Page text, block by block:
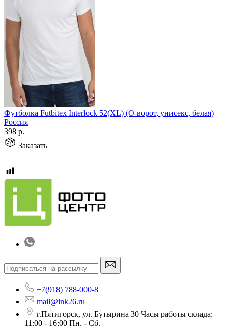
Футболка Futbitex Interlock 52(XL) (О-ворот, унисекс, белая)
Россия
398 р.
Заказать
+7(918) 788-000-8
mail@ink26.ru
г.Пятигорск, ул. Бутырина 30 Часы работы склада:
11:00 - 16:00 Пн. - Сб.